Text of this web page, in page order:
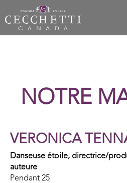
NOTRE
VERONICA
Danseuse étoile, directrice/
auteure
Pendant 25